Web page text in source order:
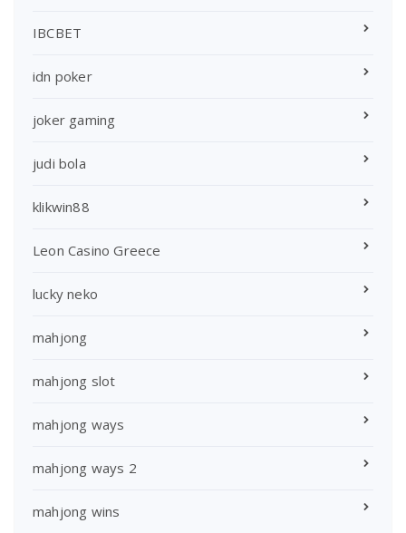
IBCBET
idn poker
joker gaming
judi bola
klikwin88
Leon Casino Greece
lucky neko
mahjong
mahjong slot
mahjong ways
mahjong ways 2
mahjong wins